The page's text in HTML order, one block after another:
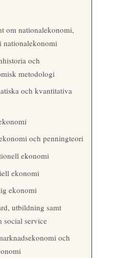
om nationalekonomi,
nationalekonomi
och
metodologi
och kvantitativa
och penningteori
ekonomi
ekonomi
ekonomi
utbildning samt
social service
och